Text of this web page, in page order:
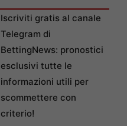
Iscriviti gratis al canale
Telegram di
BettingNews: pronostici
esclusivi tutte le
informazioni utili per
scommettere con
criterio!